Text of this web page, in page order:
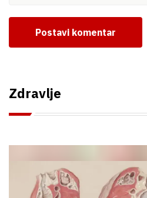
Postavi komentar
Zdravlje